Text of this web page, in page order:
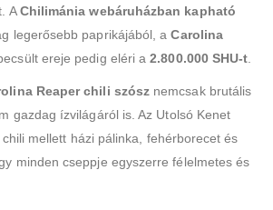
AChilimánia webáruházban kapható
legerősebb paprikájából, aCarolina
ereje pedig eléri a2.800.000 SHU-t
Reaper chili szósz nemcsak brutális
gazdag ízvilágáról is. Az Utolsó Kenet
mellett házi pálinka, fehérborecet és
minden cseppje egyszerre félelmetes és